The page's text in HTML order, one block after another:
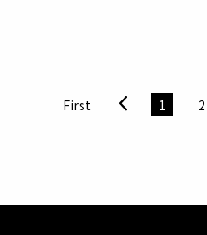
在我們酒瓶的設計中，瓶口
們對卓越的無限追求。台灣
包括兩次三連霸與多次得分
First 1 2